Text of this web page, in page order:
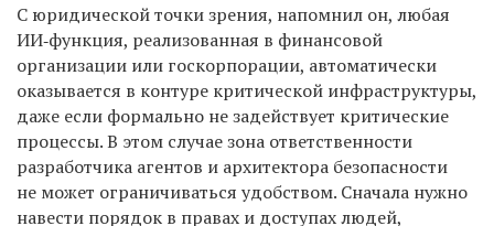
С юридической точки зрения, напомнил он, любая
ИИ‑функция, реализованная в финансовой
организации или госкорпорации, автоматически
оказывается в контуре критической инфраструктуры,
даже если формально не задействует критические
процессы. В этом случае зона ответственности
разработчика агентов и архитектора безопасности
не может ограничиваться удобством. Сначала нужно
навести порядок в правах и доступах людей,